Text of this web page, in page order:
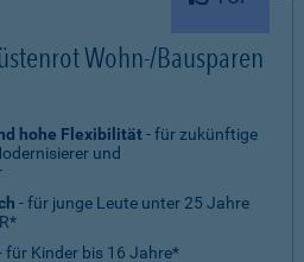
Wohn-/Bausparen
hohe Flexibilität- für zukünftige
und
- für junge Leute unter 25 Jahre
für Kinder bis 16 Jahre*